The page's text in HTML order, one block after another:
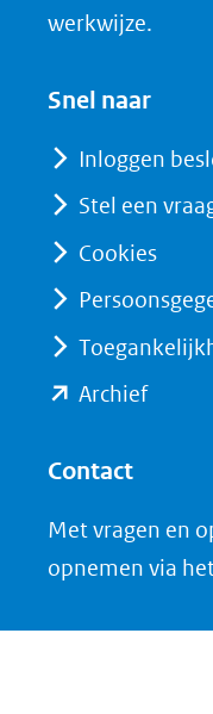
een
werkwijze.
Snel naar
Inloggen
Stel een
Cookies
Archief(opent
naar
Contact
Met vragen en
opnemen via